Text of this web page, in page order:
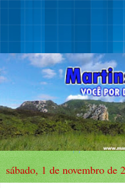
sábado, 1 de novembro de